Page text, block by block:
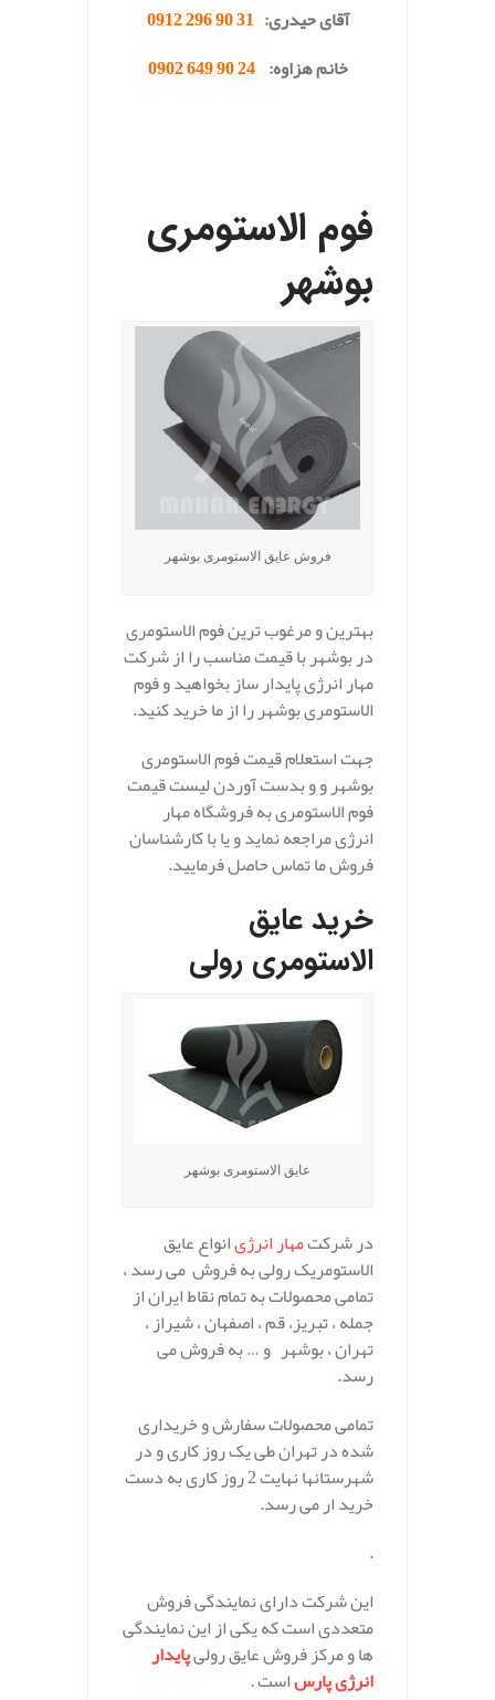
آقای حیدری: 31 90 296 0912
خانم هزاوه:24 90 649 0902
فوم الاستومری
بوشهر
فروش عایق الاستومری بوشهر
بهترین و مرغوب ترین فوم الاستومری
در بوشهر با قیمت مناسب را از شرکت
مهار انرژی پایدار ساز بخواهید و فوم
الاستومری بوشهر را از ما خرید کنید.
جهت استعلام قیمت فوم الاستومری
بوشهر و و بدست آوردن لیست قیمت
فوم الاستومری به فروشگاه مهار
انرژی مراجعه نماید و یا با کارشناسان
فروش ما تماس حاصل فرمایید.
خرید عایق
الاستومری رولی
عایق الاستومری بوشهر
در شرکتمهار انرژیانواع عایق
الاستومریک رولی به فروش می رسد ،
تمامی محصولات به تمام نقاط ایران از
جمله ، تبریز، قم ، اصفهان ، شیراز ،
تهران ، بوشهر و … به فروش می
رسد.
تمامی محصولات سفارش و خریداری
شده در تهران طی یک روز کاری و در
شهرستانها نهایت 2 روز کاری به دست
خرید ار می رسد.
.
این شرکت دارای نمایندگی فروش
متعددی است که یکی از این نمایندگی
ها و مرکز فروش عایق رولیپایدار
انرژی پارساست .